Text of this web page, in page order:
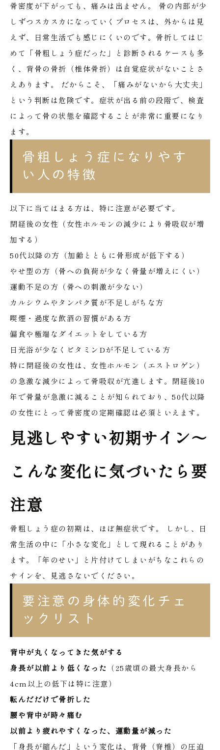
骨密度が下がっても、痛みは出ません。
骨の内部が少
しずつスカスカになっていくプロセスは、外からは見
えず、日常生活でも感じにくいのです。骨折してはじ
めて「骨粗しょう症だった」と診断されるケースも多
く、背骨の骨折（椎体骨折）は自覚症状がないことさ
えあります。
だからこそ、「痛みがないから大丈夫」
という判断は危険です。症状が出る前の段階で、検査
によって骨の状態を確認することが非常に重要になり
ます。
骨粗しょう症になりやす
い人の特徴
以下に当てはまる方は、特に注意が必要です。
閉経後の女性（女性ホルモンの減少により骨吸収が増
加する）
50代以降の方（加齢とともに骨形成が低下する）
やせ型の方（骨への負荷が少なく骨量が増えにくい）
運動不足の方（骨への刺激が少ない）
カルシウムやタンパク質が不足しがちな方
喫煙・過度な飲酒の習慣がある方
偏食や極端なダイエットをしている方
日光浴が少なくビタミンDが不足している方
特に閉経後の女性は、女性ホルモン（エストロゲン）
の急激な減少によって骨吸収が亢進します。閉経後10
年で骨量が急激に減ることが知られており、50代以降
の女性にとって骨密度の定期確認は必須といえます。
見逃しやすい初期サイン〜
こんな変化に気づいたら要
注意
骨粗しょう症の初期は、ほぼ無症状です。
しかし、日
常生活の中に「小さな変化」として現れることがあり
ます。「年のせい」と片付けてしまいがちなこれらの
サインを、見逃さないでください。
要注意の身体的変化チェ
ックリスト
背中が丸くなってきた気がする
身長が以前より低くなった （25歳頃の最大身長から
4cm以上の低下は特に注意）
転んだだけで骨折した
腰や背中が時々痛む
以前より疲れやすくなった、運動量が減った
「身長が縮んだ」という変化は、背骨（脊椎）の圧迫